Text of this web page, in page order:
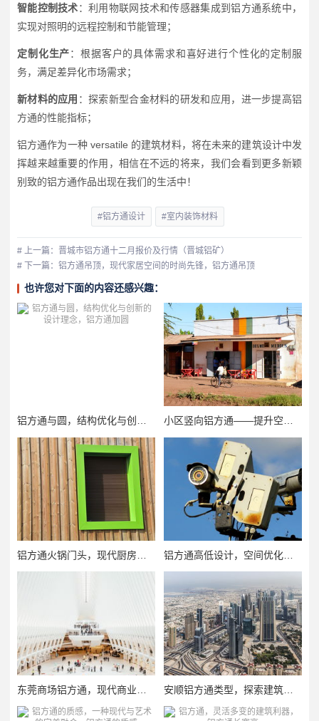
智能控制技术：利用物联网技术和传感器集成到铝方通系统中，
实现对照明的远程控制和节能管理；
定制化生产：根据客户的具体需求和喜好进行个性化的定制服
务，满足差异化市场需求；
新材料的应用 ：探索新型合金材料的研发和应用，进一步提高铝
方通的性能指标；
铝方通作为一种 versatile 的建筑材料，将在未来的建筑设计中发
挥越来越重要的作用，相信在不远的将来，我们会看到更多新颖
别致的铝方通作品出现在我们的生活中！
#铝方通设计 #室内装饰材料
# 上一篇：晋城市铝方通十二月报价及行情（晋城铝矿）
# 下一篇：铝方通吊顶，现代家居空间的时尚先锋，铝方通吊顶
也许您对下面的内容还感兴趣：
铝方通与圆，结构优化与创新的设计理念，铝方通加圆 小区竖向铝方通——提升空间利用与生活品质的理想选择，小区竖向铝方通
铝方通高低设计，空间优化与美观并重的完美解决方案，铝方通高低设计
安顺铝方通类型，探索建筑领域的创新与卓越，安顺铝方通类型